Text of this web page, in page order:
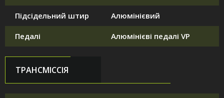
Підсідельний штир Алюмінієвий
Педалі Алюмінієві педалі VP
ТРАНСМІССІЯ